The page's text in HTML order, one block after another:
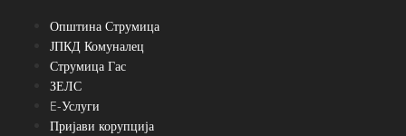
Општина Струмица
ЈПКД Комуналец
Струмица Гас
ЗЕЛС
E-Услуги
Пријави корупција